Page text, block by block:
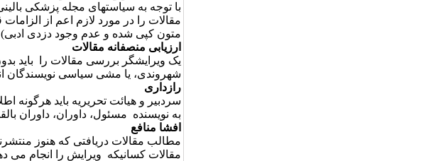
با توجه به سیاست­های مجله پزشکی
مقالات را در مورد لازم اعم از
متون کپی شده و عدم وجود دزدی ادبی)
ارزیابی منصفانه مقالات
یک ویرایشگر بررسی مقالات را باید
شهروندی، یا مشی سیاسی نویسندگان
رازداری
سردبیر و هیائت تحریریه باید هرگونه
به نویسنده مسئول، داوران، داوران
افشا منافع
مطالب مقالات دریافتی که هنوز
مقالات کسانیکه ویرایش را انجام می